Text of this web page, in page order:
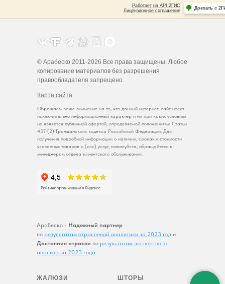
ШТОРЫ
ЖАЛЮЗИ
© Арабеско 2011-2026 Все права защищены. Любое
копирование материалов без разрешения
правообладателя запрещено.
Карта сайта
Обращаем ваше внимание на то, что данный интернет-сайт носит
исключительно информационный характер и ни при каких условиях
не является публичной офертой, определяемой положениями Статьи
437 (2) Гражданского кодекса Российской Федерации. Для
получения подробной информации о наличии, сроках и стоимости
указанных товаров и (или) услуг, пожалуйста, обращайтесь к
менеджерам отдела клиентского обслуживания.
Арабеско - Надежный партнер
по результатам отраслевой аналитики за 2023 год и
Достояние отрасли по результатам экспертного
анализа за 2023 года.